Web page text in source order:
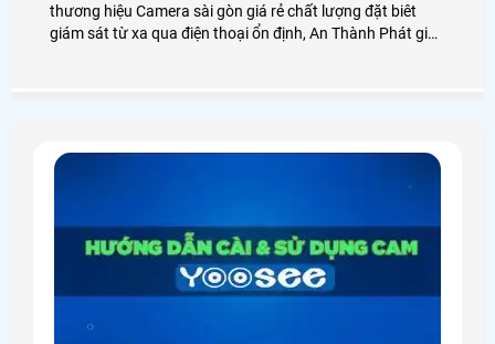
thương hiệu Camera sài gòn giá rẻ chất lượng đặt biêt
giám sát từ xa qua điện thoại ổn định, An Thành Phát giới